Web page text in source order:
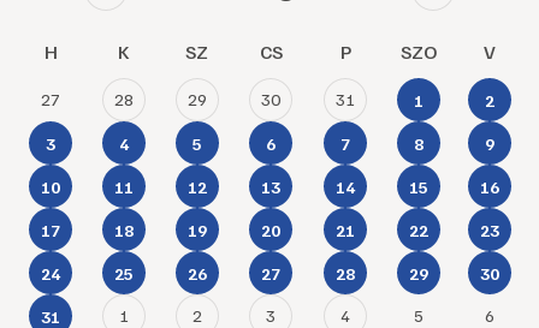
H K SZ CS P SZO V
27 28 29 30 31 1 2
3 4 5 6 7 8 9
10 11 12 13 14 15 16
17 18 19 20 21 22 23
24 25 26 27 28 29 30
31 1 2 3 4 5 6